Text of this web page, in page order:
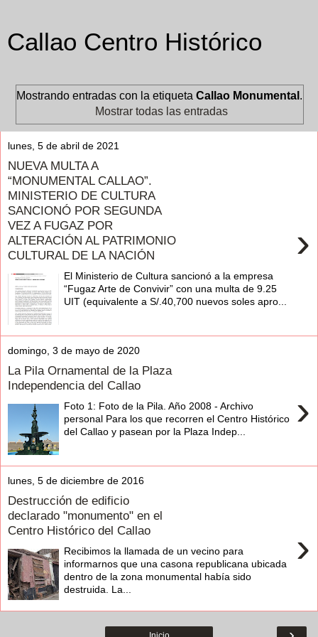
Callao Centro Histórico
Mostrando entradas con la etiqueta Callao Monumental .
Mostrar todas las entradas
lunes, 5 de abril de 2021
NUEVA MULTA A
“MONUMENTAL CALLAO”.
MINISTERIO DE CULTURA
SANCIONÓ POR SEGUNDA
VEZ A FUGAZ POR
ALTERACIÓN AL PATRIMONIO
CULTURAL DE LA NACIÓN
›
El Ministerio de Cultura sancionó a la empresa
“Fugaz Arte de Convivir” con una multa de 9.25
UIT (equivalente a S/.40,700 nuevos soles apro...
domingo, 3 de mayo de 2020
La Pila Ornamental de la Plaza
Independencia del Callao
›
Foto 1: Foto de la Pila. Año 2008 - Archivo
personal Para los que recorren el Centro Histórico
del Callao y pasean por la Plaza Indep...
lunes, 5 de diciembre de 2016
Destrucción de edificio
declarado "monumento" en el
Centro Histórico del Callao
›
Recibimos la llamada de un vecino para
informarnos que una casona republicana ubicada
dentro de la zona monumental había sido
destruida. La...